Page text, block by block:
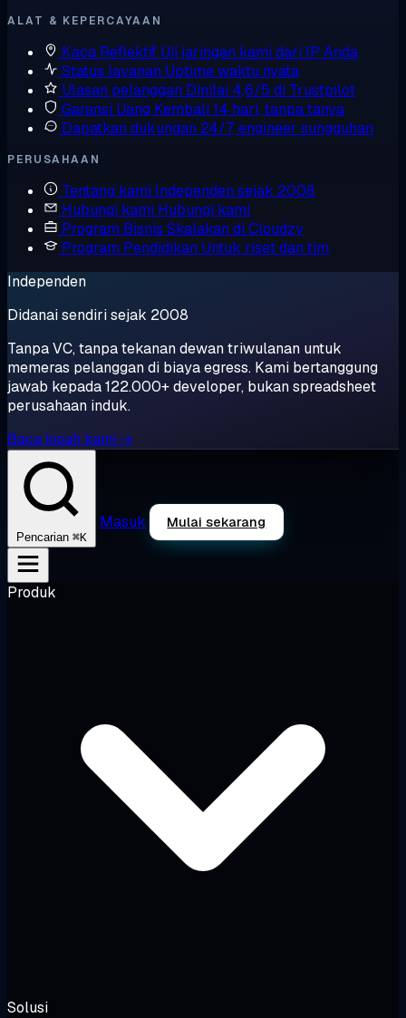
ALAT & KEPERCAYAAN
Kaca Reflektif Uji jaringan kami dari IP Anda
Status layanan Uptime waktu nyata
Ulasan pelanggan Dinilai 4,6/5 di Trustpilot
Garansi Uang Kembali 14 hari, tanpa tanya
Dapatkan dukungan 24/7, engineer sungguhan
PERUSAHAAN
Tentang kami Independen sejak 2008
Hubungi kami Hubungi kami
Program Bisnis Skalakan di Cloudzy
Program Pendidikan Untuk riset dan tim
Independen
Didanai sendiri sejak 2008
Tanpa VC, tanpa tekanan dewan triwulanan untuk
memeras pelanggan di biaya egress. Kami bertanggung
jawab kepada 122.000+ developer, bukan spreadsheet
perusahaan induk.
Baca kisah kami →
Pencarian ⌘K
Masuk Mulai sekarang
Produk
Solusi